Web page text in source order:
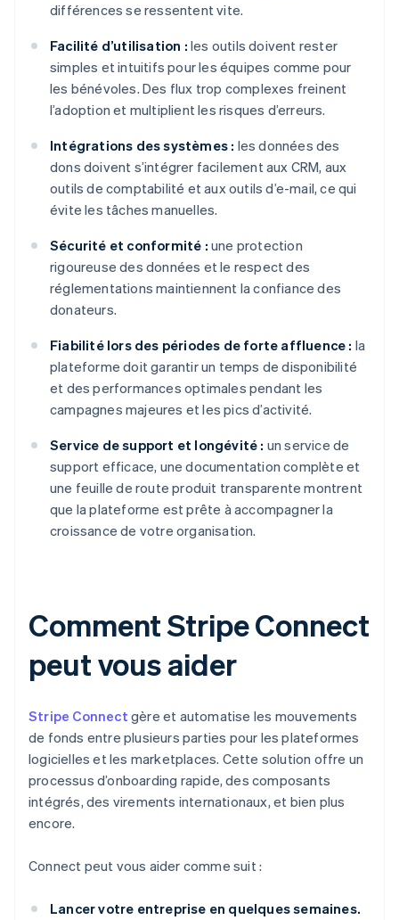
différences se ressentent vite.
Facilité d’utilisation : les outils doivent rester
simples et intuitifs pour les équipes comme pour
les bénévoles. Des flux trop complexes freinent
l’adoption et multiplient les risques d’erreurs.
Intégrations des systèmes : les données des
dons doivent s’intégrer facilement aux CRM, aux
outils de comptabilité et aux outils d’e-mail, ce qui
évite les tâches manuelles.
Sécurité et conformité : une protection
rigoureuse des données et le respect des
réglementations maintiennent la confiance des
donateurs.
Fiabilité lors des périodes de forte affluence : la
plateforme doit garantir un temps de disponibilité
et des performances optimales pendant les
campagnes majeures et les pics d’activité.
Service de support et longévité : un service de
support efficace, une documentation complète et
une feuille de route produit transparente montrent
que la plateforme est prête à accompagner la
croissance de votre organisation.
Comment Stripe Connect
peut vous aider
Stripe Connect gère et automatise les mouvements
de fonds entre plusieurs parties pour les plateformes
logicielles et les marketplaces. Cette solution offre un
processus d’onboarding rapide, des composants
intégrés, des virements internationaux, et bien plus
encore.
Connect peut vous aider comme suit :
Lancer votre entreprise en quelques semaines.